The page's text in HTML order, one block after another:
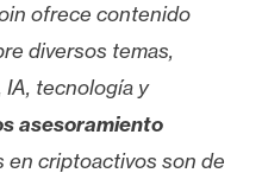
ofrece contenido
diversos temas,
tecnología y
asesoramiento
en criptoactivos son de